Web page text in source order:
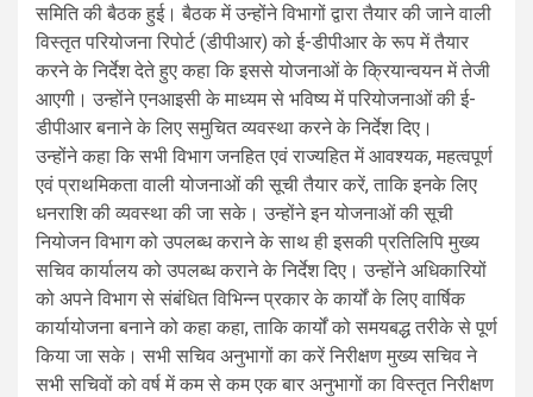
समिति की बैठक हुई। बैठक में उन्होंने विभागों द्वारा तैयार की जाने वाली
विस्तृत परियोजना रिपोर्ट (डीपीआर) को ई-डीपीआर के रूप में तैयार
करने के निर्देश देते हुए कहा कि इससे योजनाओं के क्रियान्वयन में तेजी
आएगी। उन्होंने एनआइसी के माध्यम से भविष्य में परियोजनाओं की ई-
डीपीआर बनाने के लिए समुचित व्यवस्था करने के निर्देश दिए।
उन्होंने कहा कि सभी विभाग जनहित एवं राज्यहित में आवश्यक, महत्वपूर्ण
एवं प्राथमिकता वाली योजनाओं की सूची तैयार करें, ताकि इनके लिए
धनराशि की व्यवस्था की जा सके। उन्होंने इन योजनाओं की सूची
नियोजन विभाग को उपलब्ध कराने के साथ ही इसकी प्रतिलिपि मुख्य
सचिव कार्यालय को उपलब्ध कराने के निर्देश दिए। उन्होंने अधिकारियों
को अपने विभाग से संबंधित विभिन्न प्रकार के कार्यों के लिए वार्षिक
कार्यायोजना बनाने को कहा कहा, ताकि कार्यों को समयबद्ध तरीके से पूर्ण
किया जा सके। सभी सचिव अनुभागों का करें निरीक्षण मुख्य सचिव ने
सभी सचिवों को वर्ष में कम से कम एक बार अनुभागों का विस्तृत निरीक्षण